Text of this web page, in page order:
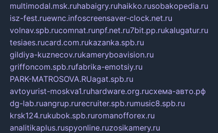
multimodal.msk.ruhabaigry.ruhaikko.rusobakopedia.ru
isz-fest.ruewnc.infoscreensaver-clock.net.ru
volnav.spb.rucomnat.runpf.net.ru7bit.pp.rukalugatur.ru
tesiaes.rucard.com.rukazanka.spb.ru
gildiya-kuznecov.rukameryboavision.ru
griffoncom.spb.rufabrika-emotsiy.ru
PARK-MATROSOVA.RUagat.spb.ru
avtoyurist-moskva1.ruhardware.org.ruсхема-авто.рф
dg-lab.ruangrup.rurecruiter.spb.rumusic8.spb.ru
krsk124.rukubok.spb.ruromanofforex.ru
analitikaplus.ruspyonline.ruzosikamery.ru